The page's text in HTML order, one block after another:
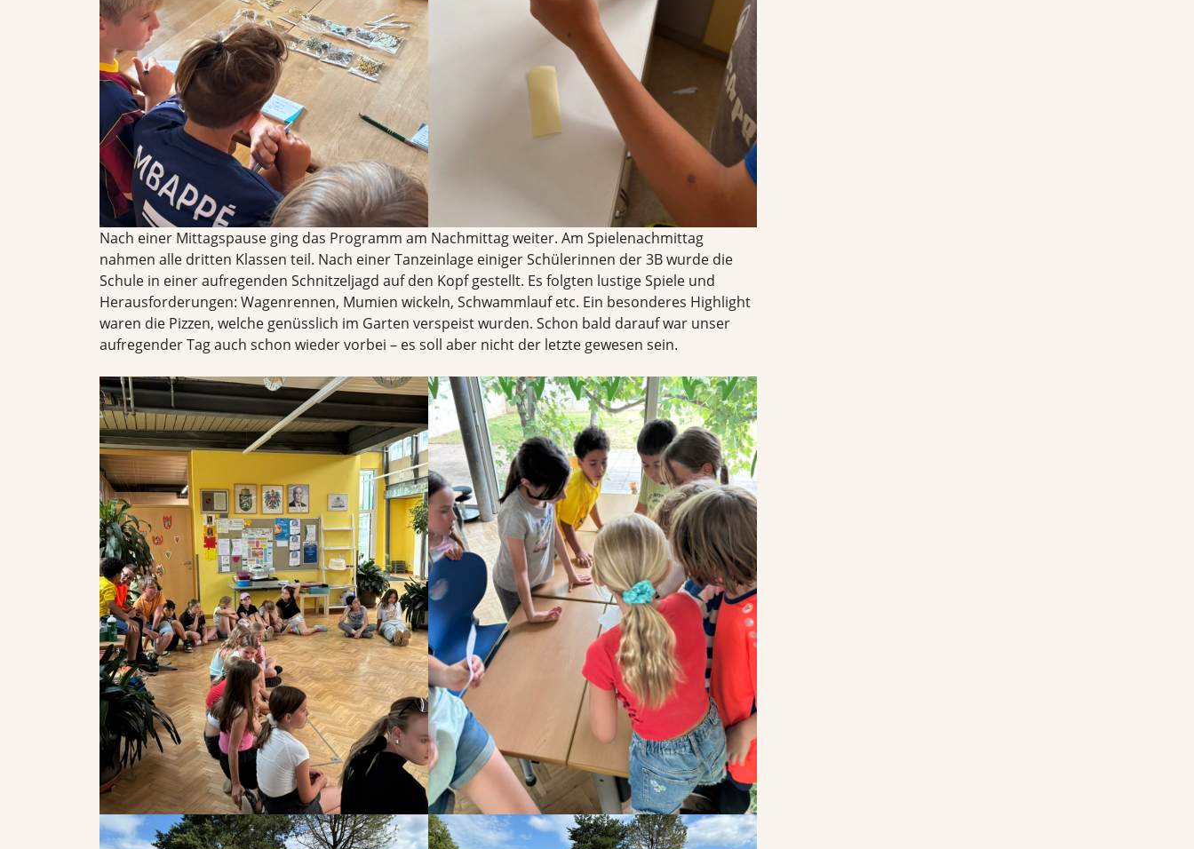
Nach einer Mittagspause ging das Programm am Nachmittag weiter. Am Spielenachmittag
nahmen alle dritten Klassen teil. Nach einer Tanzeinlage einiger Schülerinnen der 3B wurde die
Schule in einer aufregenden Schnitzeljagd auf den Kopf gestellt. Es folgten lustige Spiele und
Herausforderungen: Wagenrennen, Mumien wickeln, Schwammlauf etc. Ein besonderes Highlight
waren die Pizzen, welche genüsslich im Garten verspeist wurden. Schon bald darauf war unser
aufregender Tag auch schon wieder vorbei – es soll aber nicht der letzte gewesen sein.